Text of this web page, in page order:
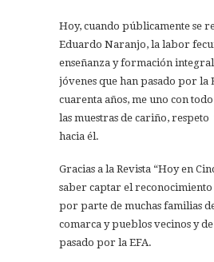
Hoy, cuando públicamente se
Eduardo Naranjo, la labor
enseñanza y formación
jóvenes que han pasado por la
cuarenta años, me uno con
las muestras de cariño,
hacia él.
Gracias a la Revista “Hoy en
saber captar el reconocimiento
por parte de muchas familias
comarca y pueblos vecinos y
pasado por la EFA.